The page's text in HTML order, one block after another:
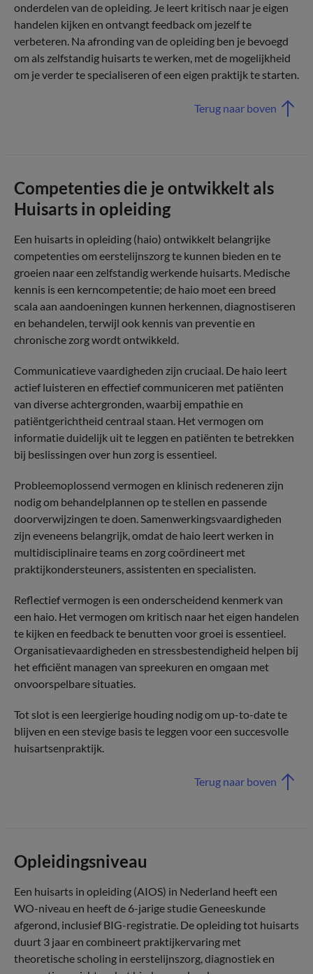
onderdelen van de opleiding. Je leert kritisch naar je eigen
handelen kijken en ontvangt feedback om jezelf te
verbeteren. Na afronding van de opleiding ben je bevoegd
om als zelfstandig huisarts te werken, met de mogelijkheid
om je verder te specialiseren of een eigen praktijk te starten.
Terug naar boven
Competenties die je ontwikkelt als
Huisarts in opleiding
Een huisarts in opleiding (haio) ontwikkelt belangrijke
competenties om eerstelijnszorg te kunnen bieden en te
groeien naar een zelfstandig werkende huisarts. Medische
kennis is een kerncompetentie; de haio moet een breed
scala aan aandoeningen kunnen herkennen, diagnostiseren
en behandelen, terwijl ook kennis van preventie en
chronische zorg wordt ontwikkeld.
Communicatieve vaardigheden zijn cruciaal. De haio leert
actief luisteren en effectief communiceren met patiënten
van diverse achtergronden, waarbij empathie en
patiëntgerichtheid centraal staan. Het vermogen om
informatie duidelijk uit te leggen en patiënten te betrekken
bij beslissingen over hun zorg is essentieel.
Probleemoplossend vermogen en klinisch redeneren zijn
nodig om behandelplannen op te stellen en passende
doorverwijzingen te doen. Samenwerkingsvaardigheden
zijn eveneens belangrijk, omdat de haio leert werken in
multidisciplinaire teams en zorg coördineert met
praktijkondersteuners, assistenten en specialisten.
Reflectief vermogen is een onderscheidend kenmerk van
een haio. Het vermogen om kritisch naar het eigen handelen
te kijken en feedback te benutten voor groei is essentieel.
Organisatievaardigheden en stressbestendigheid helpen bij
het efficiënt managen van spreekuren en omgaan met
onvoorspelbare situaties.
Tot slot is een leergierige houding nodig om up-to-date te
blijven en een stevige basis te leggen voor een succesvolle
huisartsenpraktijk.
Terug naar boven
Opleidingsniveau
Een huisarts in opleiding (AIOS) in Nederland heeft een
WO-niveau en heeft de 6-jarige studie Geneeskunde
afgerond, inclusief BIG-registratie. De opleiding tot huisarts
duurt 3 jaar en combineert praktijkervaring met
theoretische scholing in eerstelijnszorg, diagnostiek en